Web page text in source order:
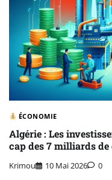
ÉCONOMIE
Algérie : Les
cap des 7 milliards
Krimou 10 Mai 2026 0